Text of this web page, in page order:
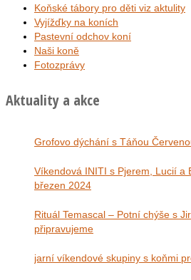
Koňské tábory pro děti viz aktulity
Vyjížďky na koních
Pastevní odchov koní
Naši koně
Fotozprávy
Aktuality a akce
Grofovo dýchání s Táňou
Víkendová INITI s Pjerem, Lucií a Evou
březen 2024
Rituál Temascal – Potní chýše s
připravujeme
jarní víkendové skupiny s koňmi